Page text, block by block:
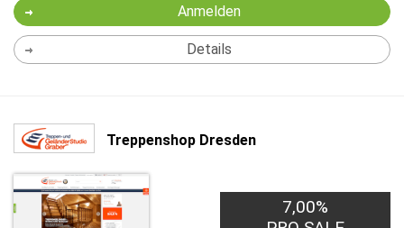
Anmelden
Details
Treppenshop Dresden
7,00%